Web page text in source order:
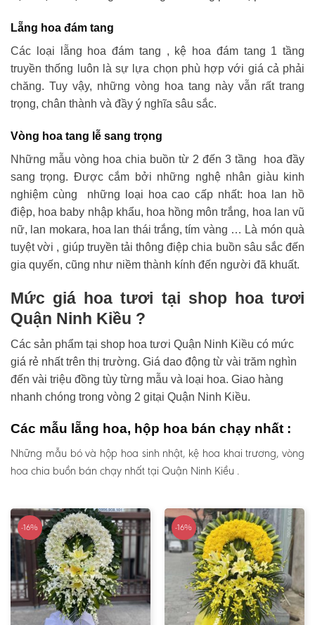
Lẵng hoa đám tang
Các loại lẵng hoa đám tang , kệ hoa đám tang 1 tầng
truyền thống luôn là sự lựa chọn phù hợp với giá cả phải
chăng. Tuy vậy, những vòng hoa tang này vẫn rất trang
trọng, chân thành và đầy ý nghĩa sâu sắc.
Vòng hoa tang lễ sang trọng
Những mẫu vòng hoa chia buồn từ 2 đến 3 tầng hoa đầy
sang trọng. Được cắm bởi những nghệ nhân giàu kinh
nghiệm cùng những loại hoa cao cấp nhất: hoa lan hồ
điệp, hoa baby nhập khẩu, hoa hồng môn trắng, hoa lan vũ
nữ, lan mokara, hoa lan thái trắng, tím vàng … Là món quà
tuyệt vời , giúp truyền tải thông điệp chia buồn sâu sắc đến
gia quyến, cũng như niềm thành kính đến người đã khuất.
Mức giá hoa tươi tại shop hoa tươi
Quận Ninh Kiều ?
Các sản phẩm tại shop hoa tươi Quận Ninh Kiều có mức
giá rẻ nhất trên thị trường. Giá dao động từ vài trăm nghìn
đến vài triệu đồng tùy từng mẫu và loại hoa. Giao hàng
nhanh chóng trong vòng 2 gitại Quận Ninh Kiều.
Các mẫu lẵng hoa, hộp hoa bán chạy nhất :
Những mẫu bó và hộp hoa sinh nhật, kệ hoa khai trương, vòng
hoa chia buồn bán chạy nhất tại Quận Ninh Kiều .
-16% -16%